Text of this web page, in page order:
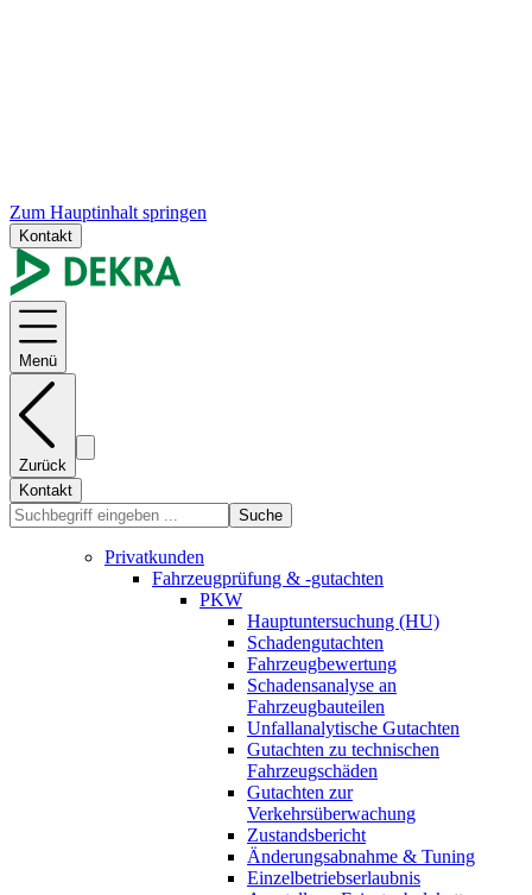
Zum Hauptinhalt springen
Kontakt
Menü
Zurück
Kontakt
Suche
Privatkunden
Fahrzeugprüfung & -gutachten
PKW
Hauptuntersuchung (HU)
Schadengutachten
Fahrzeugbewertung
Schadensanalyse an
Fahrzeugbauteilen
Unfallanalytische Gutachten
Gutachten zu technischen
Fahrzeugschäden
Gutachten zur
Verkehrsüberwachung
Zustandsbericht
Änderungsabnahme & Tuning
Einzelbetriebserlaubnis